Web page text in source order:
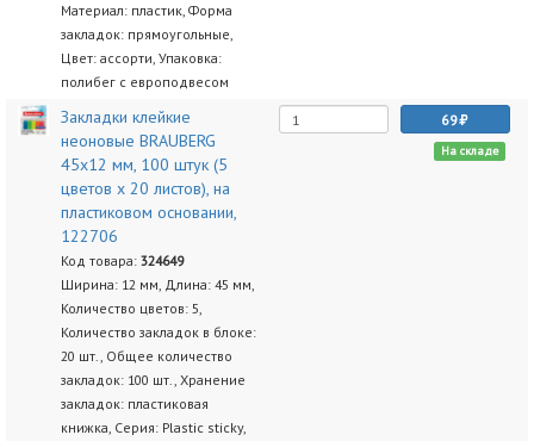
Материал: пластик, Форма
закладок: прямоугольные,
Цвет: ассорти, Упаковка:
полибег с европодвесом
Закладки клейкие
неоновые BRAUBERG
45х12 мм, 100 штук (5
цветов х 20 листов), на
пластиковом основании,
122706
Код товара: 324649
Ширина: 12 мм, Длина: 45 мм,
Количество цветов: 5,
Количество закладок в блоке:
20 шт., Общее количество
закладок: 100 шт., Хранение
закладок: пластиковая
книжка, Серия: Plastic sticky,
69
На складе